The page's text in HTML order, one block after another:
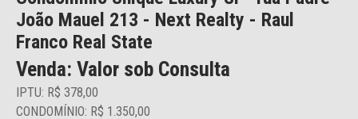
João Mauel 213 - Next Realty - Raul
Franco Real State
Venda: Valor sob Consulta
IPTU: R$ 378,00
CONDOMÍNIO: R$ 1.350,00